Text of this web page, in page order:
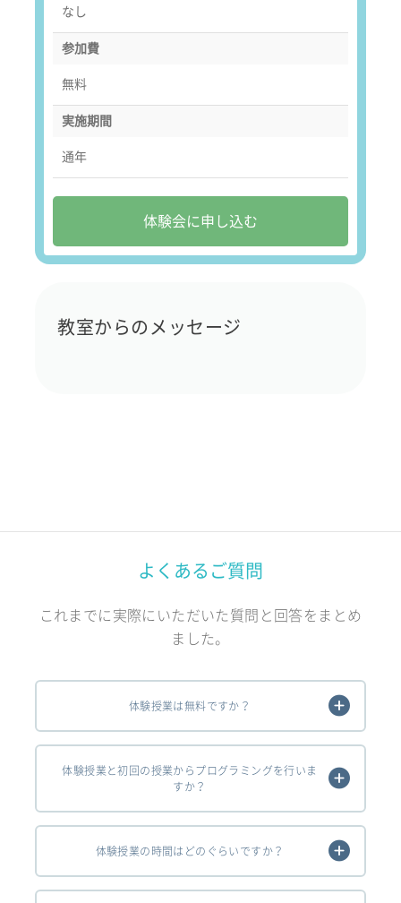
なし
参加費
無料
実施期間
通年
体験会に申し込む
教室からのメッセージ
よくあるご質問
これまでに実際にいただいた質問と回答をまとめ
ました。
体験授業は無料ですか？
体験授業と初回の授業からプログラミングを行いま
すか？
体験授業の時間はどのぐらいですか？